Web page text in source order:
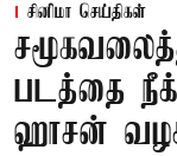
சினிமா செய்திகள்
படத்தை
ஹாசன்